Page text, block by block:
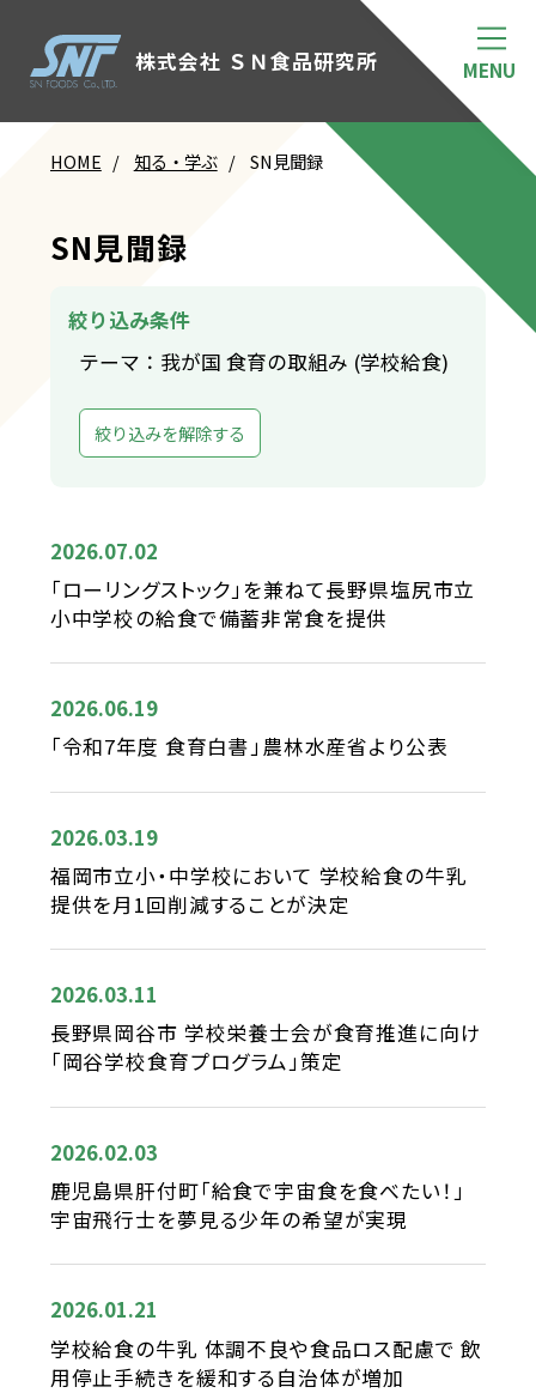
株式会社 ＳＮ食品研究所
HOME 知る・学ぶ SN見聞録
SN見聞録
絞り込み条件
テーマ：我が国 食育の取組み (学校給食)
絞り込みを解除する
2026.07.02
「ローリングストック」を兼ねて長野県塩尻市立
小中学校の給食で備蓄非常食を提供
2026.06.19
「令和7年度 食育白書」農林水産省より公表
2026.03.19
福岡市立小・中学校において 学校給食の牛乳
提供を月1回削減することが決定
2026.03.11
長野県岡谷市 学校栄養士会が食育推進に向け
「岡谷学校食育プログラム」策定
2026.02.03
鹿児島県肝付町「給食で宇宙食を食べたい！」
宇宙飛行士を夢見る少年の希望が実現
2026.01.21
学校給食の牛乳 体調不良や食品ロス配慮で 飲
用停止手続きを緩和する自治体が増加